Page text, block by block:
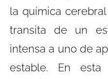
la química
transita de un
intensa a uno de
estable. En esta